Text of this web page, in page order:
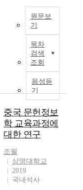
아
원문보
기
목차
검색
조회
음성듣
기
중국 문헌정보
학 교육과정에
대한 연구
조월
상명대학교
2019
국내석사